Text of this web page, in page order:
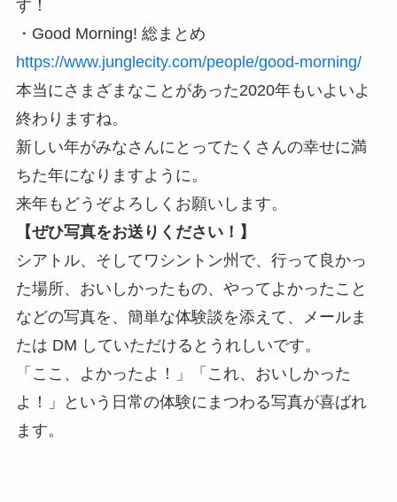
す！
・Good Morning! 総まとめ
https://www.junglecity.com/people/good-morning/
本当にさまざまなことがあった2020年もいよいよ
終わりますね。
新しい年がみなさんにとってたくさんの幸せに満
ちた年になりますように。
来年もどうぞよろしくお願いします。
【ぜひ写真をお送りください！】
シアトル、そしてワシントン州で、行って良かっ
た場所、おいしかったもの、やってよかったこと
などの写真を、簡単な体験談を添えて、メールま
たは DM していただけるとうれしいです。
「ここ、よかったよ！」「これ、おいしかった
よ！」という日常の体験にまつわる写真が喜ばれ
ます。